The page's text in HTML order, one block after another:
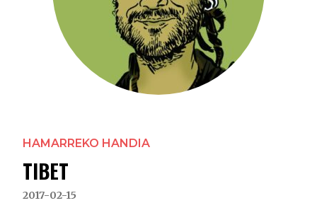
HAMARREKO HANDIA
TIBET
2017-02-15